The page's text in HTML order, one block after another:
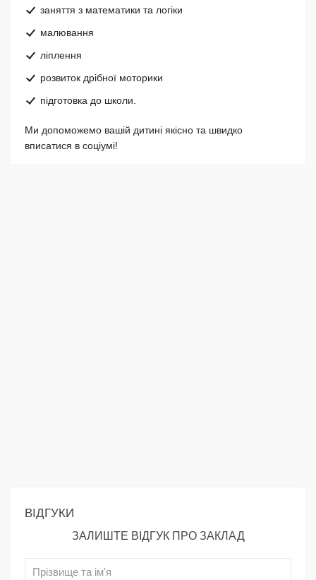
заняття з математики та логіки
малювання
ліплення
розвиток дрібної моторики
підготовка до школи.
Ми допоможемо вашій дитині якісно та швидко
вписатися в соціумі!
ВІДГУКИ
ЗАЛИШТЕ ВІДГУК ПРО ЗАКЛАД